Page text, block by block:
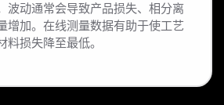
波动通常会导致产品损失、相分离
增加。在线测量数据有助于使工艺
损失降至最低。